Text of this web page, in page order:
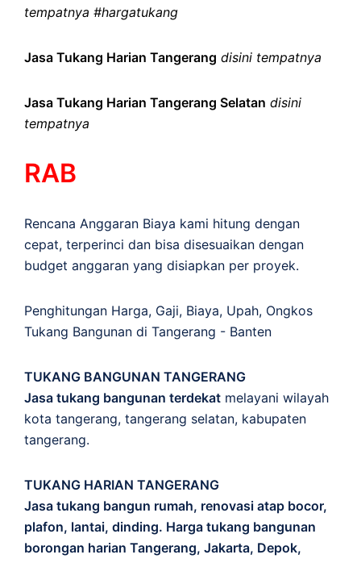
tempatnya #hargatukang
Jasa Tukang Harian Tangerang disini tempatnya
Jasa Tukang Harian Tangerang Selatan disini
tempatnya
RAB
Rencana Anggaran Biaya kami hitung dengan
cepat, terperinci dan bisa disesuaikan dengan
budget anggaran yang disiapkan per proyek.
Penghitungan Harga, Gaji, Biaya, Upah, Ongkos
Tukang Bangunan di Tangerang - Banten
TUKANG BANGUNAN TANGERANG
Jasa tukang bangunan terdekat melayani wilayah
kota tangerang, tangerang selatan, kabupaten
tangerang.
TUKANG HARIAN TANGERANG
Jasa tukang bangun rumah, renovasi atap bocor,
plafon, lantai, dinding. Harga tukang bangunan
borongan harian Tangerang, Jakarta, Depok,